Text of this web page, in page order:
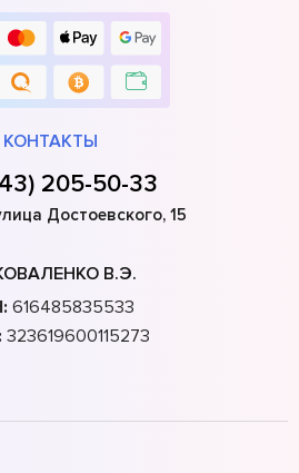
КОНТАКТЫ
205-50-33
Достоевского, 15
В.Э.
616485835533
323619600115273